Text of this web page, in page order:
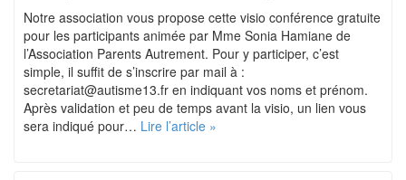
Notre association vous propose cette visio conférence gratuite
pour les participants animée par Mme Sonia Hamiane de
l’Association Parents Autrement. Pour y participer, c’est
simple, il suffit de s’inscrire par mail à :
secretariat@autisme13.fr en indiquant vos noms et prénom.
Après validation et peu de temps avant la visio, un lien vous
sera indiqué pour… Lire l’article »